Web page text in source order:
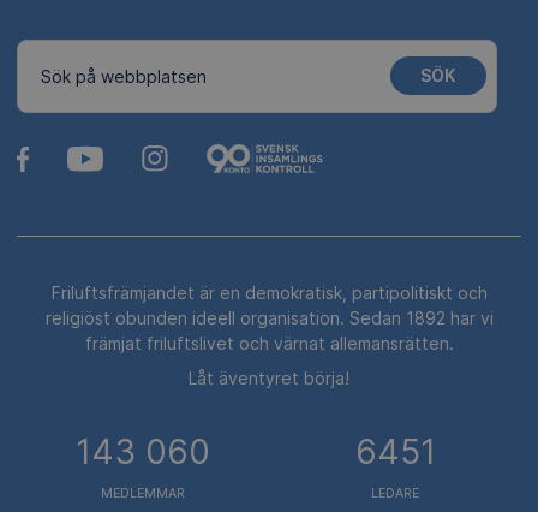
Sök på webbplatsen SÖK
Friluftsfrämjandet är en demokratisk, partipolitiskt och
religiöst obunden ideell organisation. Sedan 1892 har vi
främjat friluftslivet och värnat allemansrätten.
Låt äventyret börja!
143 060
MEDLEMMAR
6451
LEDARE